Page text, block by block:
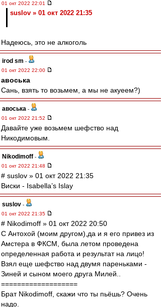
01 окт 2022 22:01
suslov » 01 окт 2022 21:35
Надеюсь, это не алкоголь
irod sm -
01 окт 2022 22:00
авоська
Сань, взять то возьмем, а мы не акуеем?)
авоська -
01 окт 2022 21:52
Давайте уже возьмем шефство над
Никодимовым.
Nikodimoff -
01 окт 2022 21:48
# suslov » 01 окт 2022 21:35
Виски - Isabella’s Islay
suslov -
01 окт 2022 21:35
# Nikodimoff » 01 окт 2022 20:50
С Антохой (моим другом),да и я его привез из
Амстера в ФКСМ, была летом проведена
определенная работа и результат на лицо!
Взял еще шефство над двумя пареньками -
Зиней и сыном моего друга Милей..
===================
Брат Nikodimoff, скажи что ты пьёшь? Очень
надо.